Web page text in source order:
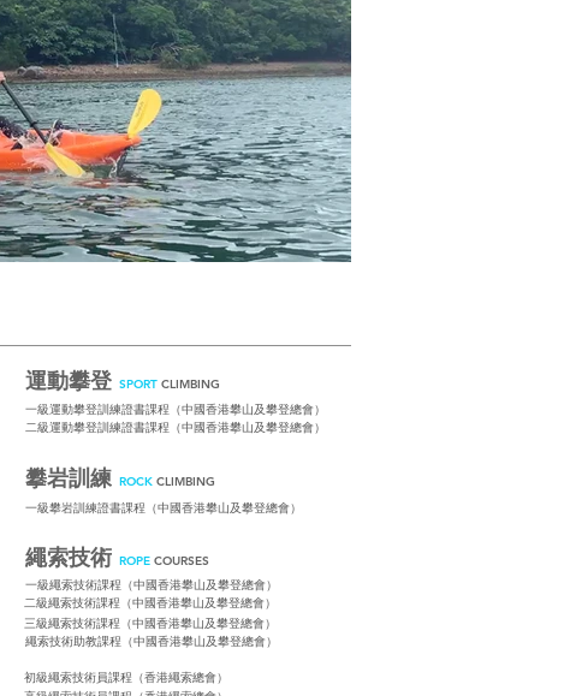
運動攀登 SPORT CLIMBING
一級運動攀登訓練證書課程（中國香港攀山及攀登總會）
二級運動攀登訓練證書課程（中國香港攀山及攀登總會）
攀岩訓練 ROCK CLIMBING
一級攀岩訓練證書課程（中國香港攀山及攀登總會）
繩索技術 ROPE COURSES
一級繩索技術課程（中國香港攀山及攀登總會）​
二級繩索技術課程（中國香港攀山及攀登總會）​
三級繩索技術課程（中國香港攀山及攀登總會）​
繩索技術助教課程（中國香港攀山及攀登總會）​
初級繩索技術員課程（香港繩索總會）​